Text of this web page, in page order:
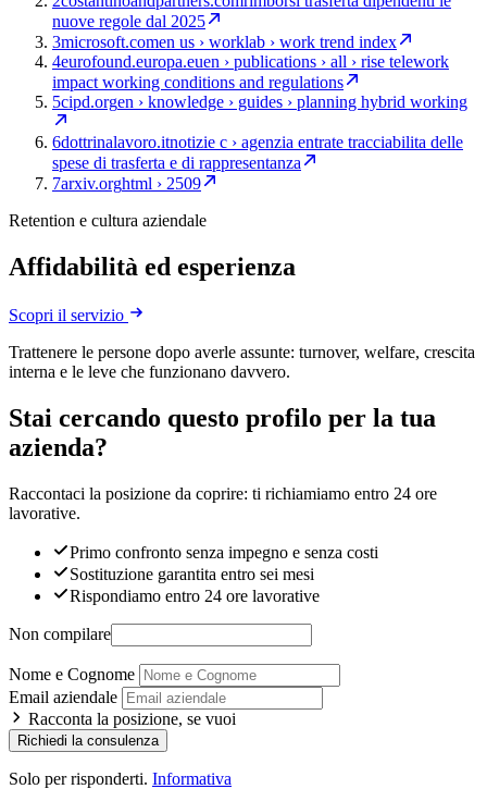
nuove regole dal 2025
3microsoft.comen us › worklab › work trend index
4eurofound.europa.euen › publications › all › rise telework
impact working conditions and regulations
5cipd.orgen › knowledge › guides › planning hybrid working
6dottrinalavoro.itnotizie c › agenzia entrate tracciabilita delle
spese di trasferta e di rappresentanza
7arxiv.orghtml › 2509
Retention e cultura aziendale
Affidabilità ed esperienza
Scopri il servizio
Trattenere le persone dopo averle assunte: turnover, welfare, crescita
interna e le leve che funzionano davvero.
Stai cercando questo profilo per la tua
azienda?
Raccontaci la posizione da coprire: ti richiamiamo entro 24 ore
lavorative.
Primo confronto senza impegno e senza costi
Sostituzione garantita entro sei mesi
Rispondiamo entro 24 ore lavorative
Non compilare
Nome e Cognome
Email aziendale
Racconta la posizione, se vuoi
Richiedi la consulenza
Solo per risponderti. Informativa